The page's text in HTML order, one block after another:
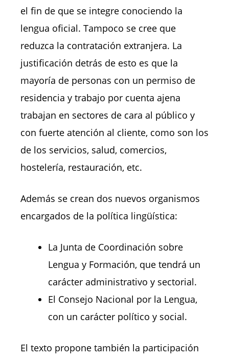
el fin de que se integre conociendo la
lengua oficial. Tampoco se cree que
reduzca la contratación extranjera. La
justificación detrás de esto es que la
mayoría de personas con un permiso de
residencia y trabajo por cuenta ajena
trabajan en sectores de cara al público y
con fuerte atención al cliente, como son los
de los servicios, salud, comercios,
hostelería, restauración, etc.
Además se crean dos nuevos organismos
encargados de la política lingüística:
La Junta de Coordinación sobre
Lengua y Formación, que tendrá un
carácter administrativo y sectorial.
El Consejo Nacional por la Lengua,
con un carácter político y social.
El texto propone también la participación